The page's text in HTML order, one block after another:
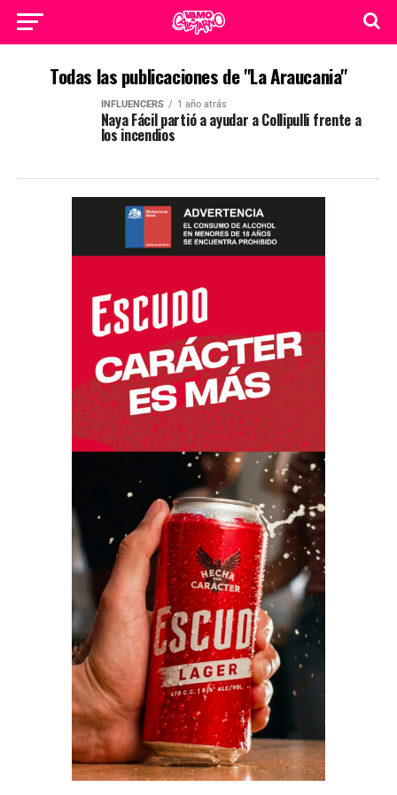
Todas las publicaciones de "La Araucania"
INFLUENCERS 1 año atrás
Naya Fácil partió a ayudar a Collipulli frente a
los incendios